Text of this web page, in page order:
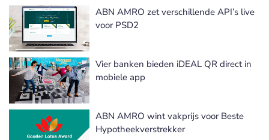
ABN AMRO zet verschillende API’s live
voor PSD2
Vier banken bieden iDEAL QR direct in
mobiele app
ABN AMRO wint vakprijs voor Beste
Hypotheekverstrekker